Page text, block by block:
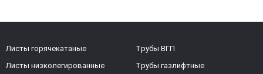
Листы горячекатаные
Листы низколегированные
Трубы ВГП
Трубы газлифтные